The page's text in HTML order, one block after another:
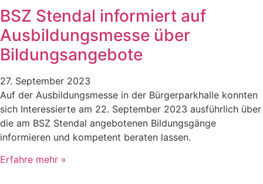
BSZ Stendal informiert auf
Ausbildungsmesse über
Bildungsangebote
27. September 2023
Auf der Ausbildungsmesse in der Bürgerparkhalle konnten
sich Interessierte am 22. September 2023 ausführlich über
die am BSZ Stendal angebotenen Bildungsgänge
informieren und kompetent beraten lassen.
Erfahre mehr »